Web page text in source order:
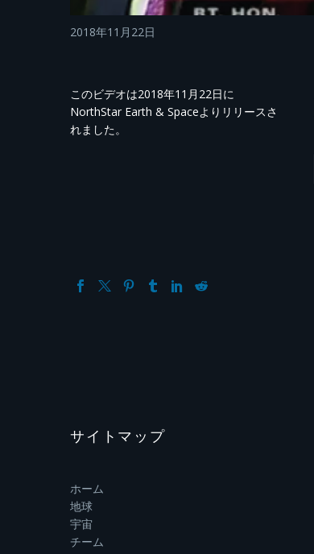
2018年11月22日
このビデオは2018年11月22日に
NorthStar Earth & Spaceよりリリースさ
れました。
サイトマップ
ホーム
地球
宇宙
チーム